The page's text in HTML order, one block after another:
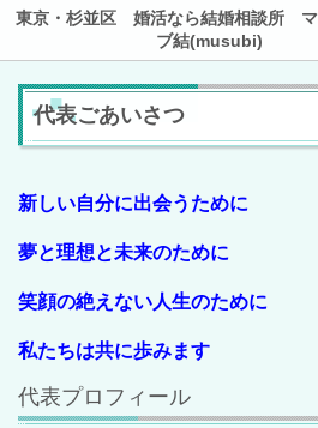
東京・杉並区 婚活なら結婚相談所 マ
ブ結(musubi)
代表ごあいさつ
新しい自分に出会うために
夢と理想と未来のために
笑顔の絶えない人生のために
私たちは共に歩みます
代表プロフィール